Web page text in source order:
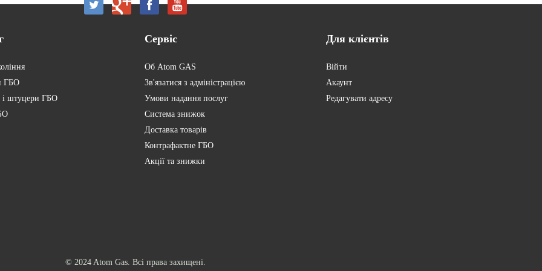
ГБО
і штуцери ГБО
Сервіс
Об Atom GAS
Зв'язатися з адміністрацією
Умови надання послуг
Система знижок
Доставка товарів
Контрафактне ГБО
Акції та знижки
Для клієнтів
Війти
Акаунт
Редагувати адресу
© 2024 Atom Gas. Всі права захищені.